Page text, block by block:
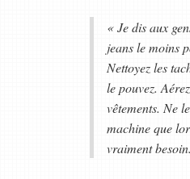
« Je dis aux
jeans le moins
Nettoyez les
le pouvez.
vêtements. Ne
machine que
vraiment